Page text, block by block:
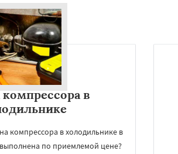
в
компрессора в холодильнике в
по приемлемой цене?